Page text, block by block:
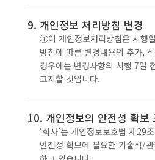
9. 개인정보 처리방침 변경
①이 개인정보처리방침은 시행
방침에 따른 변경내용의 추가,
경우에는 변경사항의 시행 7일
고지할 것입니다.
10. 개인정보의 안전성 확보
‘회사’는 개인정보보호법 제29
안전성 확보에 필요한 기술적/